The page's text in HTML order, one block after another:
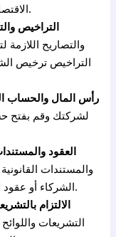
الاقتصادية في دبي ودفع الرسوم المطلوبة.
التراخيص
والتصاريح
التراخيص ترخيص
رأس المال والحساب
لشركتك وقم بفتح
العقود
والمستندات
الشركاء أو عقود الإيجار وغيرها من الاتفاقيات المهمة.
الالتزام
التشريعات